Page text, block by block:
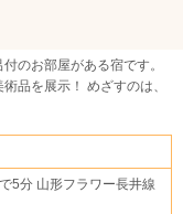
のお部屋がある宿です。
品を展示！ めざすのは、
5分 山形フラワー長井線